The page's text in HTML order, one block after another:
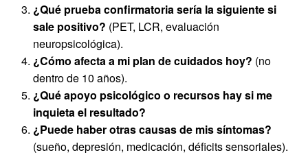
¿Qué prueba confirmatoria sería la siguiente si
sale positivo? (PET, LCR, evaluación
neuropsicológica).
¿Cómo afecta a mi plan de cuidados hoy? (no
dentro de 10 años).
¿Qué apoyo psicológico o recursos hay si me
inquieta el resultado?
¿Puede haber otras causas de mis síntomas?
(sueño, depresión, medicación, déficits sensoriales).